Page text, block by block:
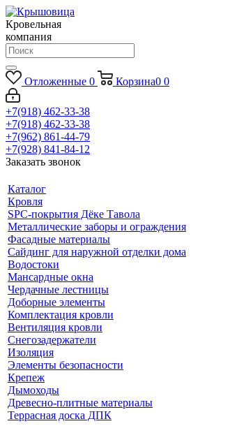
Кровельная
компания
Отложенные 0 Корзина0 0
+7(918) 462-33-38
+7(918) 462-33-38
+7(962) 861-44-79
+7(928) 841-84-12
Заказать звонок
Каталог
Кровля
SPC-покрытия Дёке Тавола
Металлические заборы и ограждения
Фасадные материалы
Сайдинг для наружной отделки дома
Водостоки
Мансардные окна
Чердачные лестницы
Доборные элементы
Комплектация кровли
Вентиляция кровли
Снегозадержатели
Изоляция
Элементы безопасности
Крепеж
Дымоходы
Древесно-плитные материалы
Террасная доска ДПК